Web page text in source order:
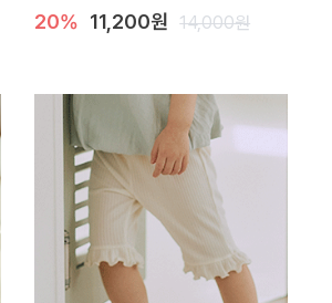
20% 11,200원 14,000원